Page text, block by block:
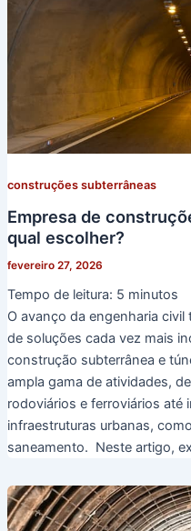
construções subterrâneas
Empresa de
qual escolher?
fevereiro 27, 2026
Tempo de leitura: 5 minutos
O avanço da engenharia
de soluções cada vez mais
construção subterrânea e
ampla gama de atividades,
rodoviários e ferroviários até
infraestruturas urbanas,
saneamento. Neste artigo,